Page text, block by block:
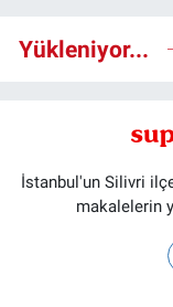
Yükleniyor...
İstanbul'un Silivri
makalelerin